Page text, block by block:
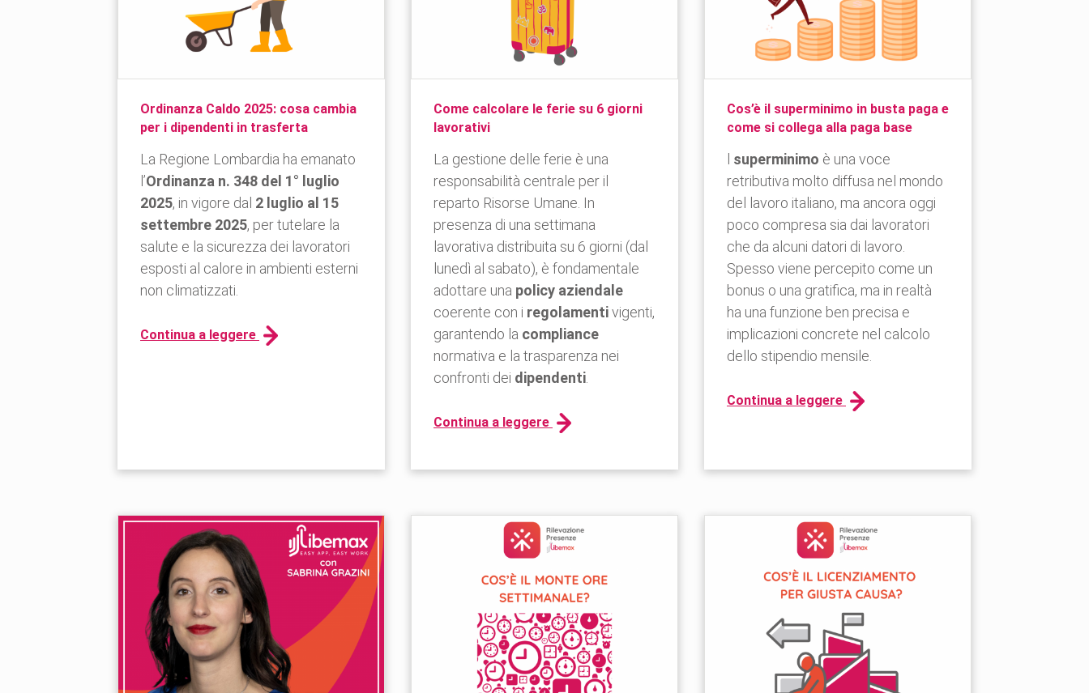
Ordinanza Caldo 2025: cosa cambia
per i dipendenti in trasferta
La Regione Lombardia ha emanato
l’Ordinanza n. 348 del 1° luglio
2025, in vigore dal 2 luglio al 15
settembre 2025, per tutelare la
salute e la sicurezza dei lavoratori
esposti al calore in ambienti esterni
non climatizzati.
Continua a leggere
Come calcolare le ferie su 6 giorni
lavorativi
La gestione delle ferie è una
responsabilità centrale per il
reparto Risorse Umane. In
presenza di una settimana
lavorativa distribuita su 6 giorni (dal
lunedì al sabato), è fondamentale
adottare una policy aziendale
coerente con i regolamentivigenti,
garantendo la compliance
normativa e la trasparenza nei
confronti dei dipendenti
Continua a leggere
Cos’è il superminimo in busta paga e
come si collega alla paga base
superminimo è una voce
retributiva molto diffusa nel mondo
del lavoro italiano, ma ancora oggi
poco compresa sia dai lavoratori
che da alcuni datori di lavoro.
Spesso viene percepito come un
bonus o una gratifica, ma in realtà
ha una funzione ben precisa e
implicazioni concrete nel calcolo
dello stipendio mensile.
Continua a leggere